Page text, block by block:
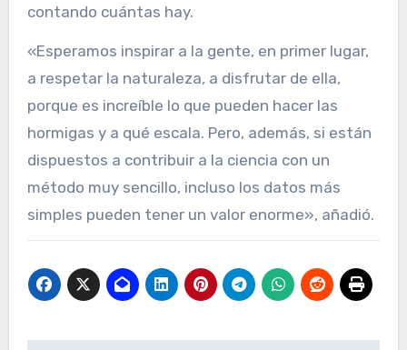
contando cuántas hay.
«Esperamos inspirar a la gente, en primer lugar,
a respetar la naturaleza, a disfrutar de ella,
porque es increíble lo que pueden hacer las
hormigas y a qué escala. Pero, además, si están
dispuestos a contribuir a la ciencia con un
método muy sencillo, incluso los datos más
simples pueden tener un valor enorme», añadió.